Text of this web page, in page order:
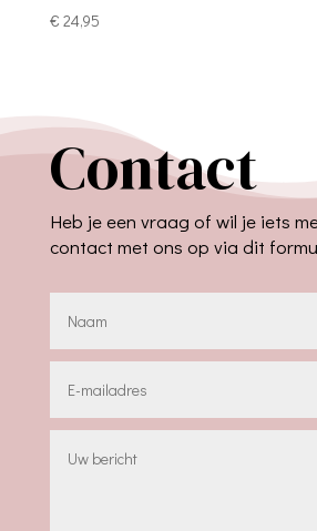
€ 24,95
Contact
Heb je een vraag of wil je iets
contact met ons op via dit